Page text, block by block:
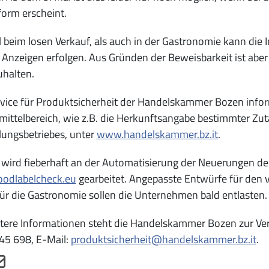
erscheint.
losen Verkauf, als auch in der Gastronomie kann
erfolgen. Aus Gründen der Beweisbarkeit ist
für Produktsicherheit der Handelskammer Bozen
wie z.B. die Herkunftsangabe bestimmter
unterwww.handelskammer.bz.it.
fieberhaft an der Automatisierung der Neuerungen
gearbeitet. Angepasste Entwürfe für
die Gastronomie sollen die Unternehmen bald entlasten.
Informationen steht die Handelskammer Bozen zur
698, E-Mail: produktsicherheit@handelskammer.bz.it.